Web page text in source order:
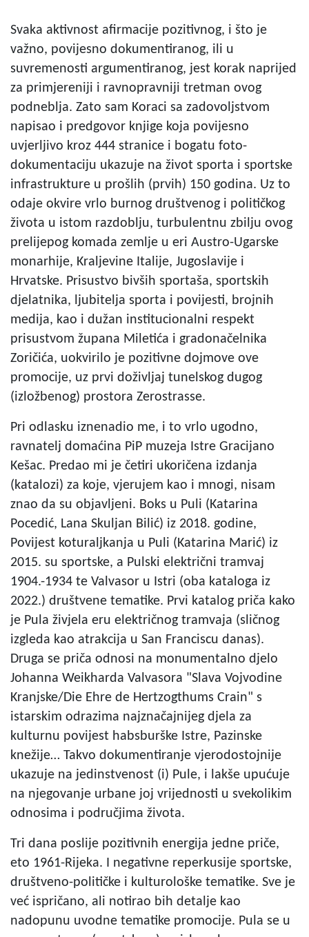
Svaka aktivnost afirmacije pozitivnog, i što je
važno, povijesno dokumentiranog, ili u
suvremenosti argumentiranog, jest korak naprijed
za primjereniji i ravnopravniji tretman ovog
podneblja. Zato sam Koraci sa zadovoljstvom
napisao i predgovor knjige koja povijesno
uvjerljivo kroz 444 stranice i bogatu foto-
dokumentaciju ukazuje na život sporta i sportske
infrastrukture u prošlih (prvih) 150 godina. Uz to
odaje okvire vrlo burnog društvenog i političkog
života u istom razdoblju, turbulentnu zbilju ovog
prelijepog komada zemlje u eri Austro-Ugarske
monarhije, Kraljevine Italije, Jugoslavije i
Hrvatske. Prisustvo bivših sportaša, sportskih
djelatnika, ljubitelja sporta i povijesti, brojnih
medija, kao i dužan institucionalni respekt
prisustvom župana Miletića i gradonačelnika
Zoričića, uokvirilo je pozitivne dojmove ove
promocije, uz prvi doživljaj tunelskog dugog
(izložbenog) prostora Zerostrasse.
Pri odlasku iznenadio me, i to vrlo ugodno,
ravnatelj domaćina PiP muzeja Istre Gracijano
Kešac. Predao mi je četiri ukoričena izdanja
(katalozi) za koje, vjerujem kao i mnogi, nisam
znao da su objavljeni. Boks u Puli (Katarina
Pocedić, Lana Skuljan Bilić) iz 2018. godine,
Povijest koturaljkanja u Puli (Katarina Marić) iz
2015. su sportske, a Pulski električni tramvaj
1904.-1934 te Valvasor u Istri (oba kataloga iz
2022.) društvene tematike. Prvi katalog priča kako
je Pula živjela eru električnog tramvaja (sličnog
izgleda kao atrakcija u San Franciscu danas).
Druga se priča odnosi na monumentalno djelo
Johanna Weikharda Valvasora "Slava Vojvodine
Kranjske/Die Ehre de Hertzogthums Crain" s
istarskim odrazima najznačajnijeg djela za
kulturnu povijest habsburške Istre, Pazinske
knežije… Takvo dokumentiranje vjerodostojnije
ukazuje na jedinstvenost (i) Pule, i lakše upućuje
na njegovanje urbane joj vrijednosti u svekolikim
odnosima i područjima života.
Tri dana poslije pozitivnih energija jedne priče,
eto 1961-Rijeka. I negativne reperkusije sportske,
društveno-političke i kulturološke tematike. Sve je
već ispričano, ali notirao bih detalje kao
nadopunu uvodne tematike promocije. Pula se u